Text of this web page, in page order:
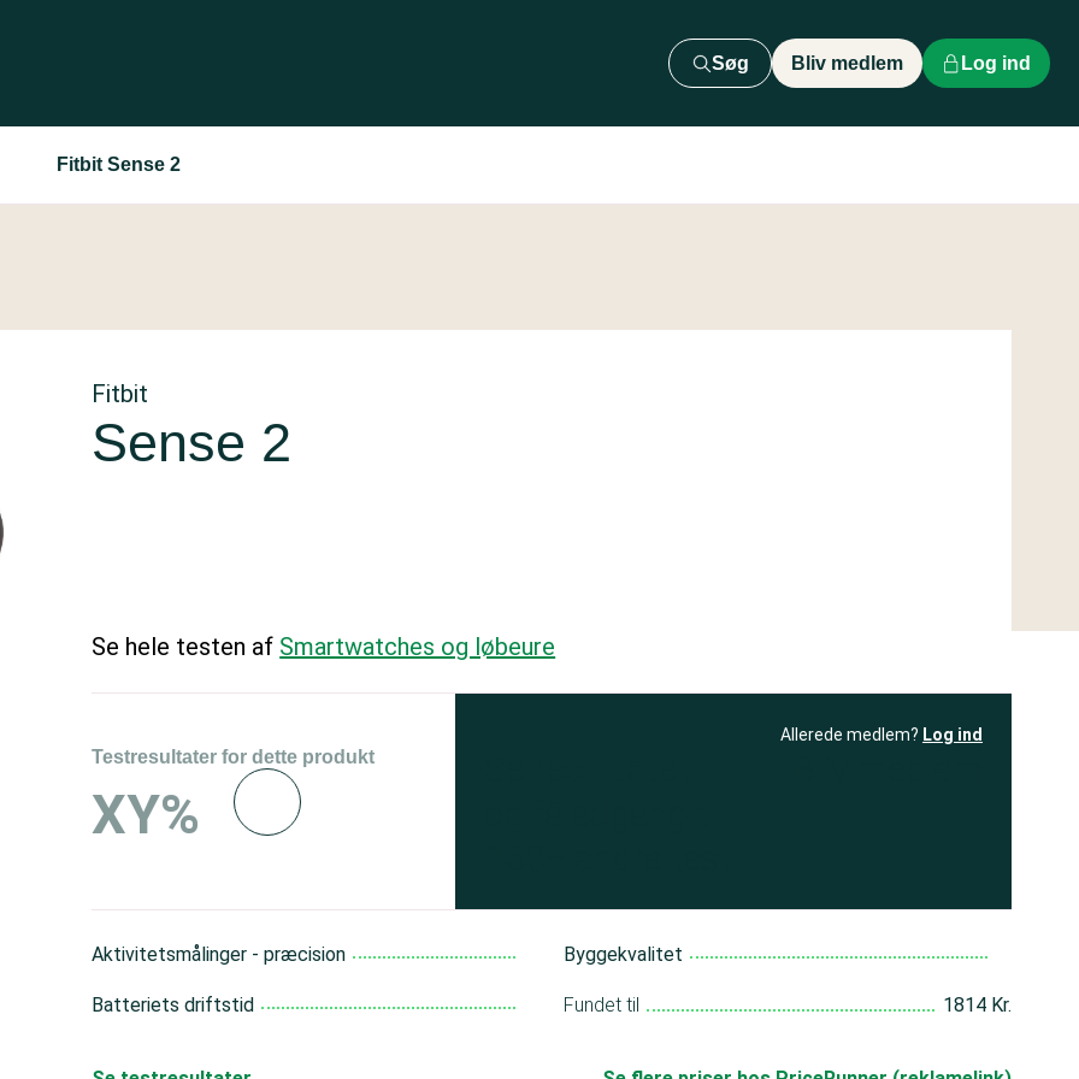
Søg Bliv medlem Log ind
Fitbit Sense 2
Fitbit
Sense 2
Se hele testen af Smartwatches og løbeure
Testresultater for dette produkt
XY%
Allerede medlem? Log ind
Aktivitetsmålinger - præcision
Batteriets driftstid
Byggekvalitet
Fundet til 1814 Kr.